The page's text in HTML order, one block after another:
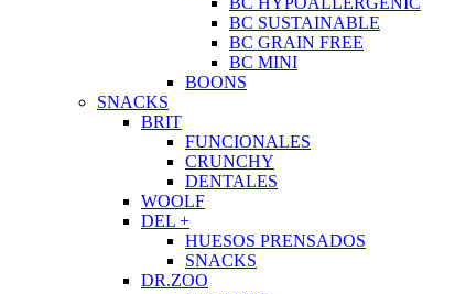
BC SUSTAINABLE
BC GRAIN FREE
BC MINI
BOONS
SNACKS
BRIT
FUNCIONALES
CRUNCHY
DENTALES
WOOLF
DEL +
HUESOS PRENSADOS
SNACKS
DR.ZOO